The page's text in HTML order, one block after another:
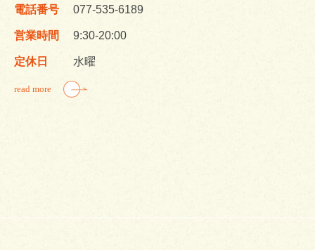
電話番号 077-535-6189
営業時間 9:30-20:00
定休日 水曜
read more